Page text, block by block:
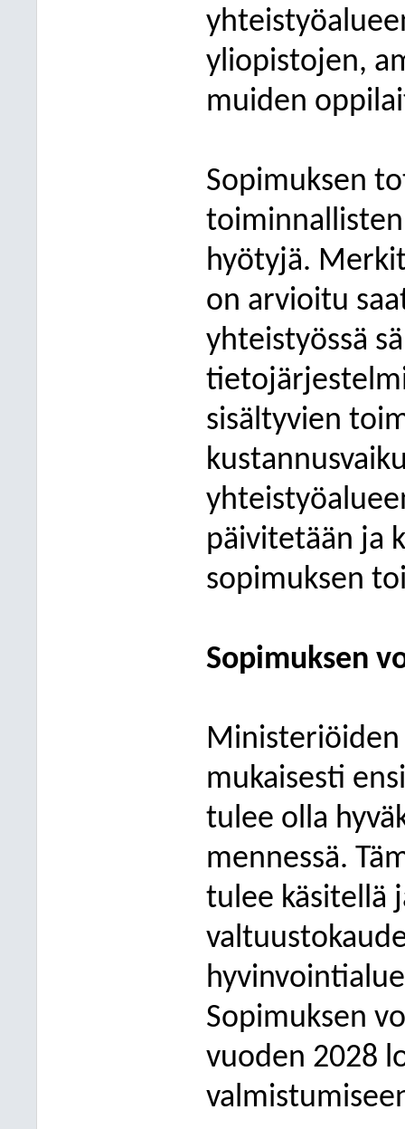
yliopistojen,
muiden
Sopimuksen
hyötyjä.
on arvioitu
yhteistyössä
sisältyvien
päivitetään ja
sopimuksen
Sopimuksen
mukaisesti
tulee olla
mennessä.
tulee käsitellä
Sopimuksen
vuoden 2028